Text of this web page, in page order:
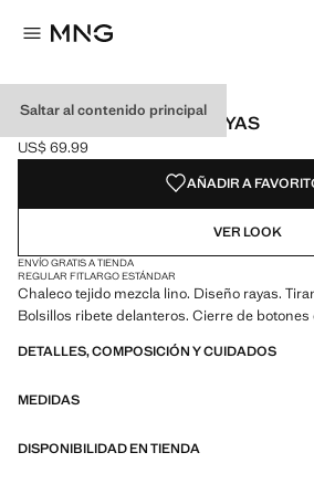
Saltar al contenido principal
CHALECO BOTONES RAYAS
Precio actual [US$ 69.99 ]
US$ 69.99
Selecciona un color
AÑADIR A
VER LOOK
ENVÍO GRATIS A TIENDA
REGULAR FITLARGO ESTÁNDAR
Chaleco tejido mezcla lino. Diseño rayas.
Bolsillos ribete delanteros. Cierre de
DETALLES, COMPOSICIÓN Y CUIDADOS
MEDIDAS
DISPONIBILIDAD EN TIENDA